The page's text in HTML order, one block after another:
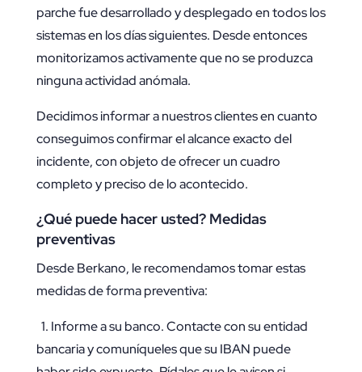
parche fue desarrollado y desplegado en todos los
sistemas en los días siguientes. Desde entonces
monitorizamos activamente que no se produzca
ninguna actividad anómala.
Decidimos informar a nuestros clientes en cuanto
conseguimos confirmar el alcance exacto del
incidente, con objeto de ofrecer un cuadro
completo y preciso de lo acontecido.
¿Qué puede hacer usted? Medidas
preventivas
Desde Berkano, le recomendamos tomar estas
medidas de forma preventiva:
1. Informe a su banco. Contacte con su entidad
bancaria y comuníqueles que su IBAN puede